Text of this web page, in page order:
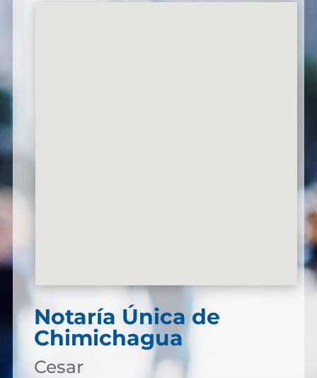
Notaría Única de
Chimichagua
Cesar